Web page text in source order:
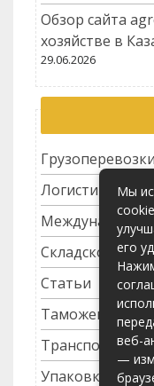
Обзор сайта
хозяйстве в
29.06.2026
Грузоперевозки
Логистика
Складское
Статьи
Таможенное
Транспортные
Упаковка
Мы
его
веб-
—